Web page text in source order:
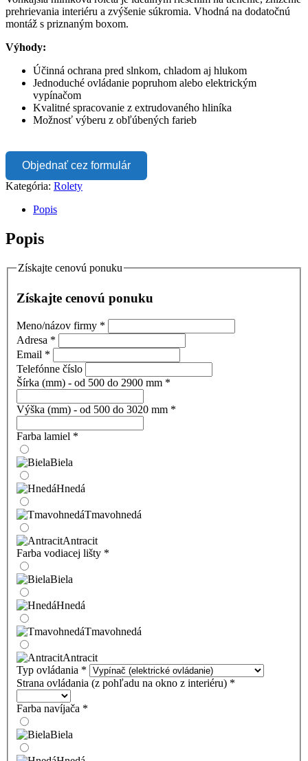
prehrievania interiéru a zvýšenie súkromia. Vhodná na dodatočnú
montáž s priznaným boxom.
Výhody:
Účinná ochrana pred slnkom, chladom aj hlukom
Jednoduché ovládanie popruhom alebo elektrickým
vypínačom
Kvalitné spracovanie z extrudovaného hliníka
Možnosť výberu z obľúbených farieb
Objednať cez formulár
Kategória: Rolety
Popis
Popis
Získajte cenovú ponuku
Získajte cenovú ponuku
Meno/názov firmy *
Adresa *
Email *
Telefónne číslo
Šírka (mm) - od 500 do 2900 mm *
Výška (mm) - od 500 do 3020 mm *
Farba lamiel *
Biela
Hnedá
Tmavohnedá
Antracit
Farba vodiacej lišty *
Biela
Hnedá
Tmavohnedá
Antracit
Typ ovládania *
Strana ovládania (z pohľadu na okno z interiéru) *
Farba navíjača *
Biela